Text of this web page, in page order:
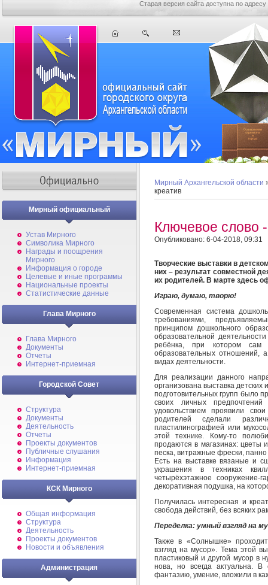
Старая версия сайта доступна по адресу
Мирный официальный
Устав Мирного
Символика Мирного
Награды и поощрения
Мирного
Информация о городе
Целевые и иные программы
Национальные проекты
Статистические данные
Глава Мирного
Глава Мирного
Документы
Отчеты
Интернет-приемная
Городской Совет
Структура
Документы
Деятельность
Отчеты
Проекты документов
Публичные слушания
Информация
Интернет-приемная
КСК Мирного
Общая информация
Структура
Деятельность
Проекты документов
Новости и объявления
Администрация
Мирный Архангельской области
креатив
Ключевое слово
Опубликовано: 6-04-2018, 09:31
Творческие выставки в
них – результат совместной
их родителей. В марте здесь
Играю, думаю, творю!
Современная система
требованиями,
принципом дошкольного
образовательной
ребёнка, при котором сам
образовательных отношений,
видах деятельности.
Для реализации данного
организована выставка
подготовительных групп было
своих личных
удовольствием проявили
родителей сделали
пластилинографией или
этой технике. Кому-то
продаются в магазинах: цветы
песка, витражные фрески,
Есть на выставке вязаные и
украшения в техниках
четырёхэтажное сооружение-
декоративная подушка, на
Получилась интересная и
свобода действий, без всяких
Переделка: умный взгляд на
Также в «Солнышке»
взгляд на мусор». Тема этой
пластиковый и другой мусор в
нова, но всегда актуальна.
фантазию, умение, вложили в